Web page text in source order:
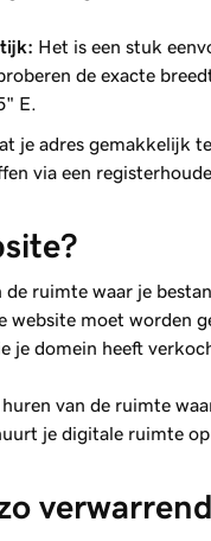
Het is een stuk
de exacte
E.
je adres gemakkelijk
via een
de ruimte waar je
website moet worden
je domein heeft
van de ruimte
je digitale ruimte